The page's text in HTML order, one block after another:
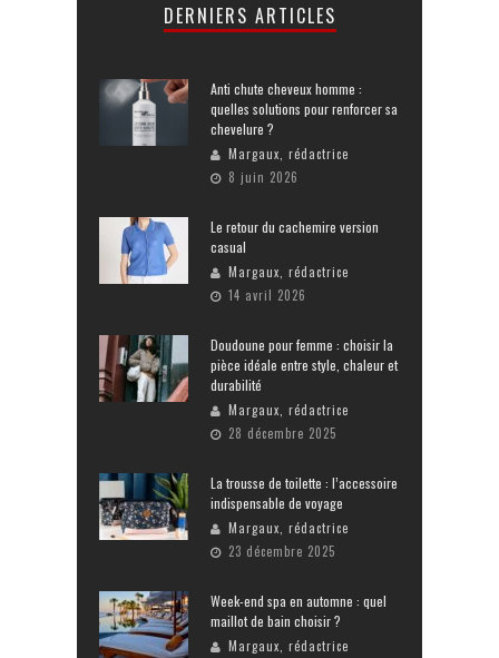
DERNIERS ARTICLES
Anti chute cheveux homme :
quelles solutions pour renforcer sa
chevelure ?
Margaux, rédactrice
8 juin 2026
Le retour du cachemire version
casual
Margaux, rédactrice
14 avril 2026
Doudoune pour femme : choisir la
pièce idéale entre style, chaleur et
durabilité
Margaux, rédactrice
28 décembre 2025
La trousse de toilette : l’accessoire
indispensable de voyage
Margaux, rédactrice
23 décembre 2025
Week-end spa en automne : quel
maillot de bain choisir ?
Margaux, rédactrice